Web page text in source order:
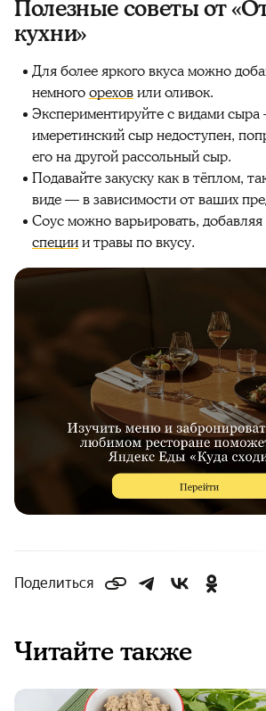
Полезные советы от
кухни»
Для более яркого вкуса можно
немногоореховили оливок.
Экспериментируйте с видами
имеретинский сыр недоступен,
его на другой рассольный сыр.
Подавайте закуску как в тёплом,
виде — в зависимости от ваших
Соус можно варьировать, добавляя
специии травы по вкусу.
Поделиться
Читайте также